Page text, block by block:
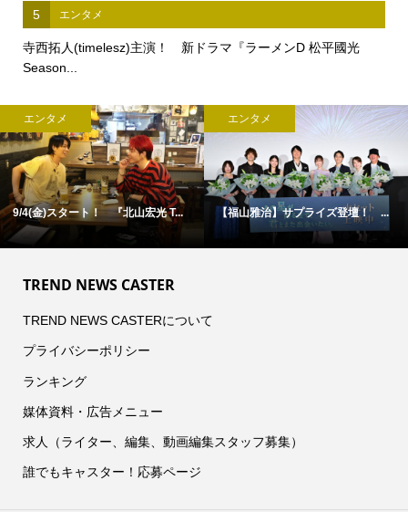
5 エンタメ
寺西拓人(timelesz)主演！ 新ドラマ『ラーメンD 松平國光
Season...
！ ...
エンタメ
古舘佑太郎×山下幸輝×平子祐希 ...
エンタメ
松村北斗主演『告白』 【
TREND NEWS CASTER
TREND NEWS CASTERについて
プライバシーポリシー
ランキング
媒体資料・広告メニュー
求人（ライター、編集、動画編集スタッフ募集）
誰でもキャスター！応募ページ